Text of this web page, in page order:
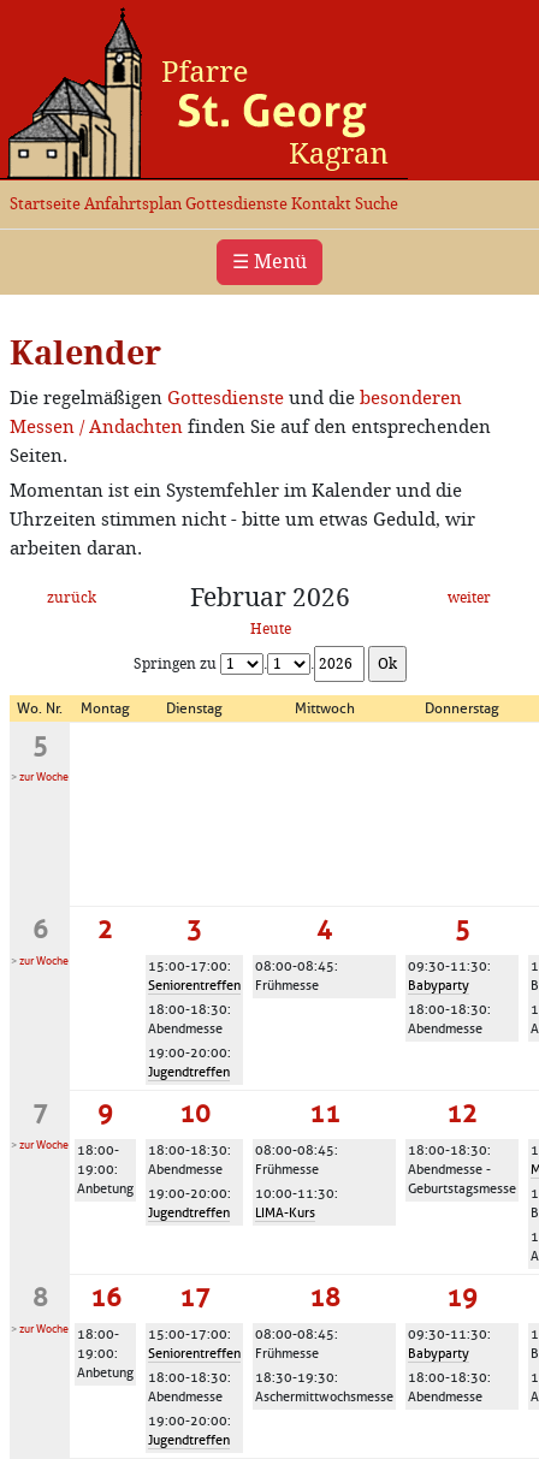
Startseite Anfahrtsplan Gottesdienste Kontakt Suche
☰ Menü
Kalender
Die regelmäßigen Gottesdienste und die besonderen
Messen / Andachten finden Sie auf den entsprechenden
Seiten.
Momentan ist ein Systemfehler im Kalender und die
Uhrzeiten stimmen nicht - bitte um etwas Geduld, wir
arbeiten daran.
zurück Februar 2026
weiter
Heute
Springen zu . .
Wo. Nr. Montag Dienstag Mittwoch Donnerstag
5
>zur Woche
6
>zur Woche
2 3
15:00-17:00:
Seniorentreffen
18:00-18:30:
Abendmesse
19:00-20:00:
Jugendtreffen
4
08:00-08:45:
Frühmesse
5
09:30-11:30:
Babyparty
18:00-18:30:
Abendmesse
7
>zur Woche
9
18:00-
19:00:
Anbetung
10
18:00-18:30:
Abendmesse
19:00-20:00:
Jugendtreffen
11
08:00-08:45:
Frühmesse
10:00-11:30:
LIMA-Kurs
12
18:00-18:30:
Abendmesse -
Geburtstagsmesse
8
>zur Woche
16
18:00-
19:00:
Anbetung
17
15:00-17:00:
Seniorentreffen
18:00-18:30:
Abendmesse
19:00-20:00:
Jugendtreffen
18
08:00-08:45:
Frühmesse
18:30-19:30:
Aschermittwochsmesse
19
09:30-11:30:
Babyparty
18:00-18:30:
Abendmesse